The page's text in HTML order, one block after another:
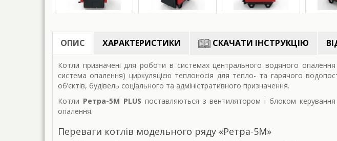
ОПИС ХАРАКТЕРИСТИКИ СКАЧАТИ ІНСТРУКЦІЮ
Котли призначені для роботи в системах центрального водяного
система опалення) циркуляцією теплоносія для тепло- та гарячого
об’єктів, будівель соціального та адміністративного призначення.
Котли Ретра-5М PLUS поставляються з вентилятором і блоком
опалення.
Переваги котлів модельного ряду «Ретра-5М»